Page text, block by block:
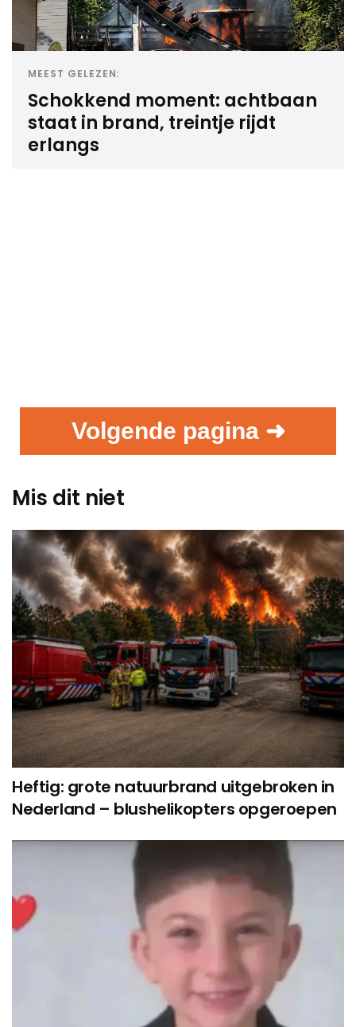
MEEST GELEZEN:
Schokkend moment: achtbaan
staat in brand, treintje rijdt
erlangs
Volgende pagina ➜
Mis dit niet
Heftig: grote natuurbrand uitgebroken in
Nederland – blushelikopters opgeroepen